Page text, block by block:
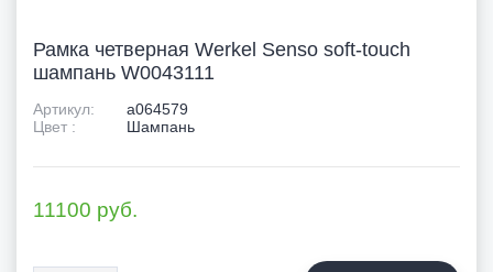
Рамка четверная Werkel Senso soft-touch
шампань W0043111
Артикул:
a064579
Цвет :
Шампань
11100 руб.